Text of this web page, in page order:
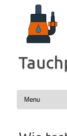
springen